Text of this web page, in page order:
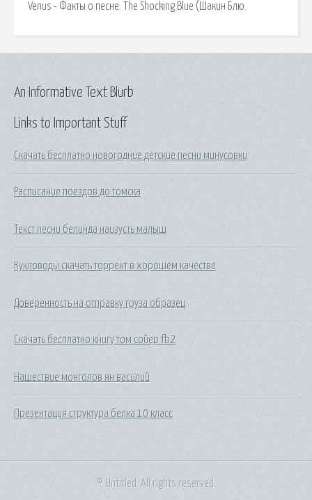
Venus - Факты о песне. The Shocking Blue (Шакин Блю.
Links to Important Stuff
Скачать бесплатно новогодние детские песни минусовки
Расписание поездов до томска
Текст песни белинда наизусть малыш
Кукловоды скачать торрент в хорошем качестве
Доверенность на отправку груза образец
Скачать бесплатно книгу том сойер fb2
Нашествие монголов ян василий
Презентация структура белка 10 класс
An Informative Text Blurb
© Untitled. All rights reserved.